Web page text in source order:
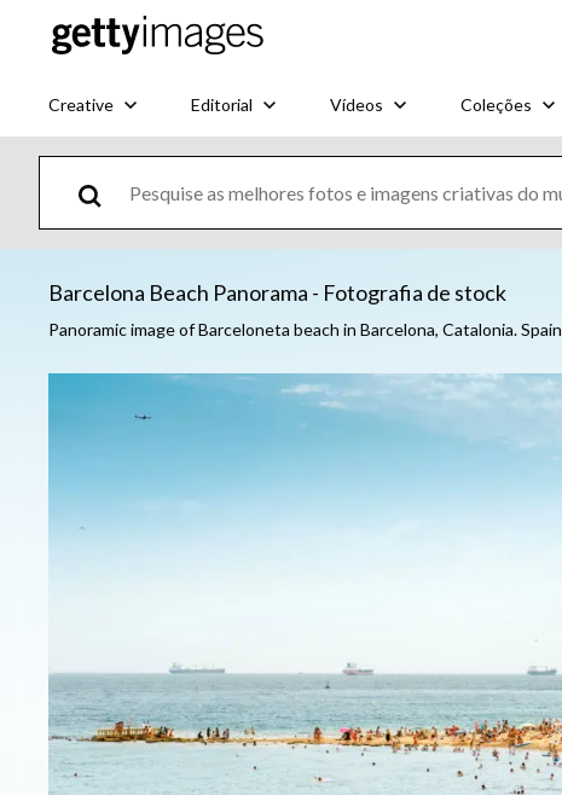
Creative Editorial Vídeos Coleções
Barcelona Beach Panorama - Fotografia de stock
Panoramic image of Barceloneta beach in Barcelona, Catalonia. Spain